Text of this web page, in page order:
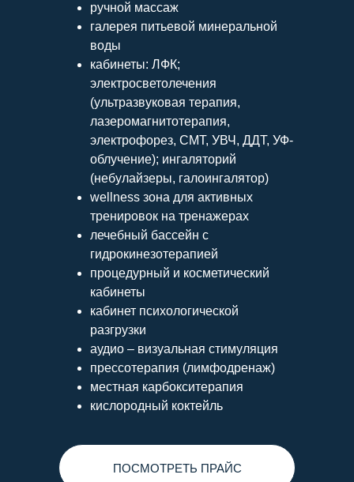
ручной массаж
галерея питьевой минеральной
воды
кабинеты: ЛФК;
электросветолечения
(ультразвуковая терапия,
лазеромагнитотерапия,
электрофорез, СМТ, УВЧ, ДДТ, УФ-
облучение); ингаляторий
(небулайзеры, галоингалятор)
wellness зона для активных
тренировок на тренажерах
лечебный бассейн с
гидрокинезотерапией
процедурный и косметический
кабинеты
кабинет психологической
разгрузки
аудио – визуальная стимуляция
прессотерапия (лимфодренаж)
местная карбокситерапия
кислородный коктейль
ПОСМОТРЕТЬ ПРАЙС